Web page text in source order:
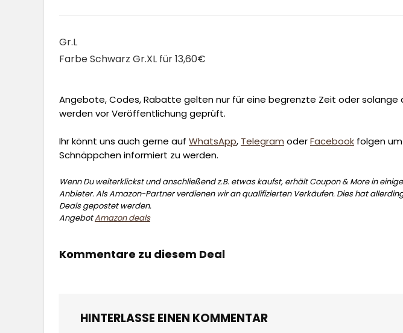
Gr.L
Farbe Schwarz Gr.XL für 13,60€
Angebote, Codes, Rabatte gelten nur für eine begrenzte Zeit oder solange
werden vor Veröffentlichung geprüft.
Ihr könnt uns auch gerne auf WhatsApp, Telegram oderFacebook folgen
Schnäppchen informiert zu werden.
Wenn Du weiterklickst und anschließend z.B. etwas kaufst, erhält Coupon & More in
Anbieter. Als Amazon-Partner verdienen wir an qualifizierten Verkäufen. Dies hat
Deals gepostet werden.
AngebotAmazon deals
Kommentare zu diesem Deal
HINTERLASSE EINEN KOMMENTAR